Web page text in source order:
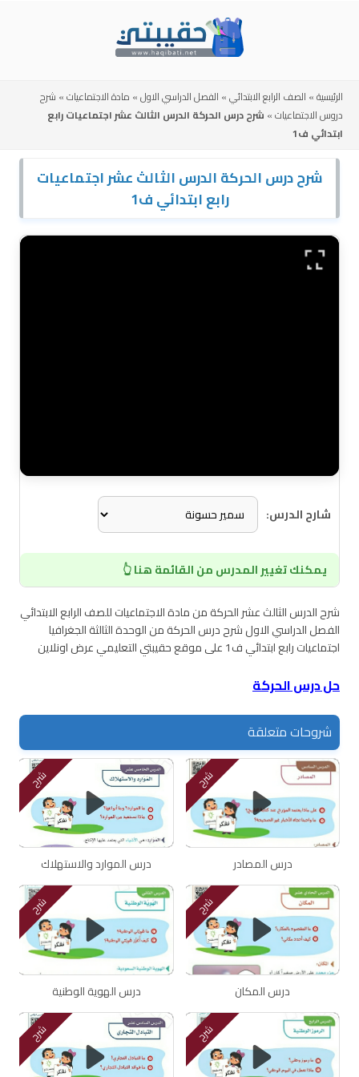
الرئيسية» الصف الرابع الابتدائي» الفصل الدراسي الاول» مادة الاجتماعيات» شرح
دروس الاجتماعيات» شرح درس الحركة الدرس الثالث عشر اجتماعيات رابع
ابتدائي ف1
شرح درس الحركة الدرس الثالث عشر اجتماعيات
رابع ابتدائي ف1
شارح الدرس:
يمكنك تغيير المدرس من القائمة هنا 👆
شرح الدرس الثالث عشر الحركة من مادة الاجتماعيات للصف الرابع الابتدائي
الفصل الدراسي الاول شرح درس الحركة من الوحدة الثالثة الجغرافيا
اجتماعيات رابع ابتدائي ف1 على موقع حقيبتي التعليمي عرض اونلاين
حل درس الحركة
شروحات متعلقة
شرح
درس المصادر
شرح
درس الموارد والاستهلاك
شرح
درس المكان
شرح
درس الهوية الوطنية
شرح شرح